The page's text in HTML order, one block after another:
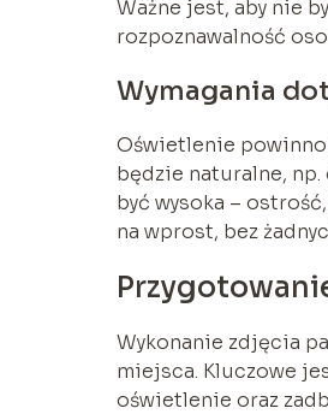
Ważne jest, aby nie
rozpoznawalność
Wymagania
Oświetlenie
będzie naturalne, np.
być wysoka –
na wprost, bez
Wykonanie zdjęcia
miejsca. Kluczowe
oświetlenie oraz